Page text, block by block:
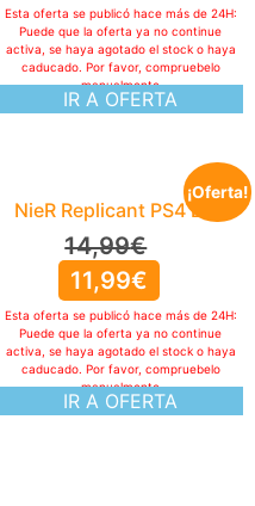
IR A OFERTA
Esta oferta se publicó hace más de 24H:
Puede que la oferta ya no continue
activa, se haya agotado el stock o haya
caducado. Por favor, compruebelo
manualmente
¡Oferta!
NieR Replicant PS4 ESP
14,99€
11,99€
IR A OFERTA
Esta oferta se publicó hace más de 24H:
Puede que la oferta ya no continue
activa, se haya agotado el stock o haya
caducado. Por favor, compruebelo
manualmente